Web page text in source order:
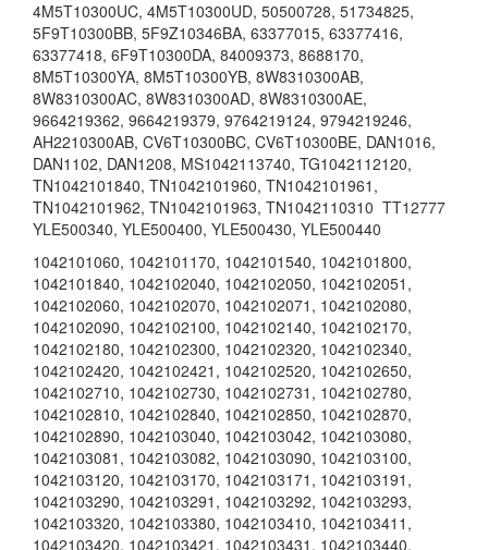
4M5T10300UC, 4M5T10300UD, 50500728, 51734825,
5F9T10300BB, 5F9Z10346BA, 63377015, 63377416,
63377418, 6F9T10300DA, 84009373, 8688170,
8M5T10300YA, 8M5T10300YB, 8W8310300AB,
8W8310300AC, 8W8310300AD, 8W8310300AE,
9664219362, 9664219379, 9764219124, 9794219246,
AH2210300AB, CV6T10300BC, CV6T10300BE, DAN1016,
DAN1102, DAN1208, MS1042113740, TG1042112120,
TN1042101840, TN1042101960, TN1042101961 ,
TN1042101962, TN1042101963, TN1042110310 TT12777
YLE500340, YLE500400, YLE500430, YLE500440
1042101060, 1042101170, 1042101540, 1042101800,
1042101840, 1042102040, 1042102050, 1042102051,
1042102060, 1042102070, 1042102071, 1042102080,
1042102090, 1042102100, 1042102140, 1042102170,
1042102180, 1042102300, 1042102320, 1042102340,
1042102420, 1042102421, 1042102520, 1042102650,
1042102710, 1042102730, 1042102731, 1042102780,
1042102810, 1042102840, 1042102850, 1042102870,
1042102890, 1042103040, 1042103042, 1042103080,
1042103081, 1042103082, 1042103090, 1042103100,
1042103120, 1042103170, 1042103171, 1042103191,
1042103290, 1042103291, 1042103292, 1042103293,
1042103320, 1042103380, 1042103410, 1042103411,
1042103420, 1042103421, 1042103431, 1042103440,